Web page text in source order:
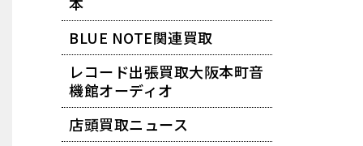
BLUE NOTE関連買取
レコード出張買取大阪本町音
機館オーディオ
店頭買取ニュース